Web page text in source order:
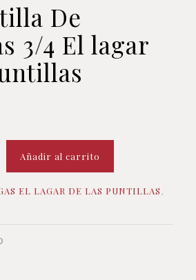
De
3/4 El lagar
Añadir al carrito
EL LAGAR DE LAS PUNTILLAS,